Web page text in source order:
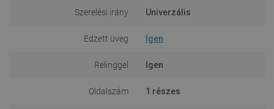
Szerelési irány Univerzális
Edzett üveg Igen
Relinggel Igen
Oldalszám 1 részes